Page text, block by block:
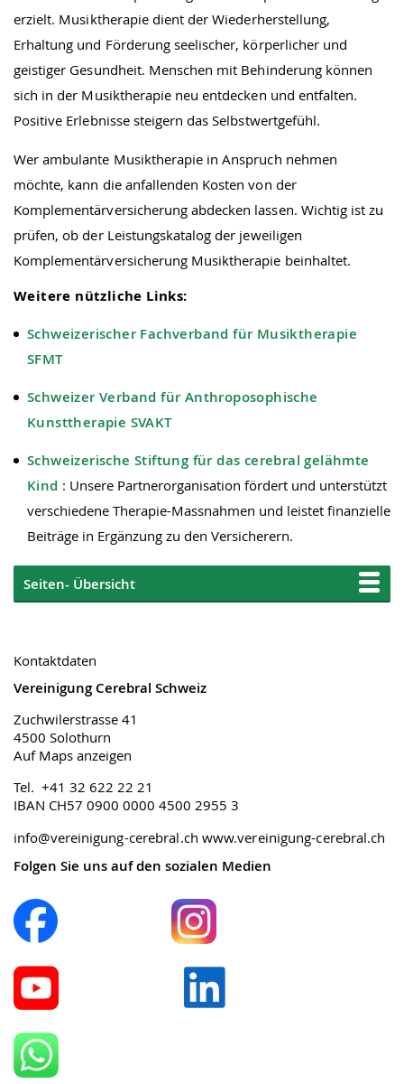
erzielt. Musiktherapie dient der Wiederherstellung,
Erhaltung und Förderung seelischer, körperlicher und
geistiger Gesundheit. Menschen mit Behinderung können
sich in der Musiktherapie neu entdecken und entfalten.
Positive Erlebnisse steigern das Selbstwertgefühl.
Wer ambulante Musiktherapie in Anspruch nehmen
möchte, kann die anfallenden Kosten von der
Komplementärversicherung abdecken lassen. Wichtig ist zu
prüfen, ob der Leistungskatalog der jeweiligen
Komplementärversicherung Musiktherapie beinhaltet.
Weitere nützliche Links:
Schweizerischer Fachverband für Musiktherapie
SFMT
Schweizer Verband für Anthroposophische
Kunsttherapie SVAKT
Schweizerische Stiftung für das cerebral gelähmte
Kind : Unsere Partnerorganisation fördert und unterstützt
verschiedene Therapie-Massnahmen und leistet finanzielle
Beiträge in Ergänzung zu den Versicherern.
Seiten- Übersicht
Kontaktdaten
Vereinigung Cerebral Schweiz
Zuchwilerstrasse 41
4500 Solothurn
Auf Maps anzeigen
Tel. +41 32 622 22 21
IBAN CH57 0900 0000 4500 2955 3
info@vereinigung-cerebral.ch www.vereinigung-cerebral.ch
Folgen Sie uns auf den sozialen Medien